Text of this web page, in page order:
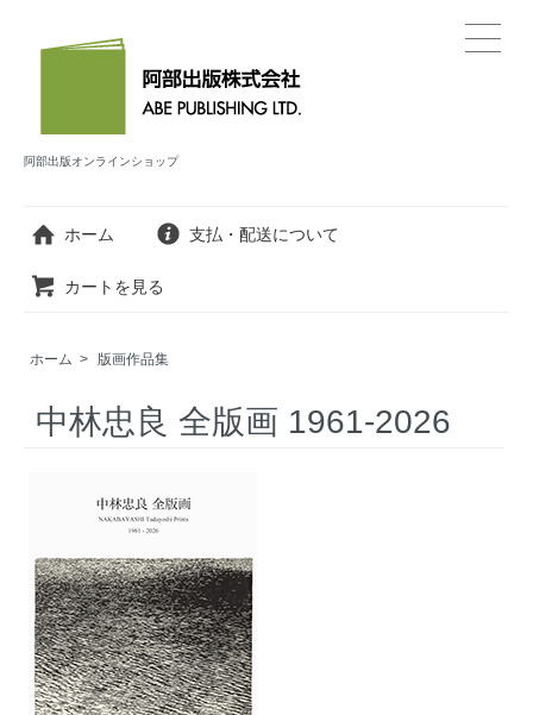
阿部出版オンラインショップ
ホーム 支払・配送について
カートを見る
ホーム > 版画作品集
中林忠良 全版画 1961-2026